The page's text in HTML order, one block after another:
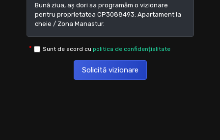
Sunt de acord cu politica de confidențialitate
Solicită vizionare